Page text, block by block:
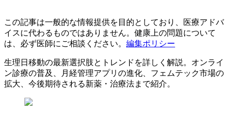
この記事は一般的な情報提供を目的としており、医療アドバ
イスに代わるものではありません。健康上の問題について
は、必ず医師にご相談ください。 編集ポリシー
生理日移動の最新選択肢とトレンドを詳しく解説。オンライ
ン診療の普及、月経管理アプリの進化、フェムテック市場の
拡大、今後期待される新薬・治療法まで紹介。